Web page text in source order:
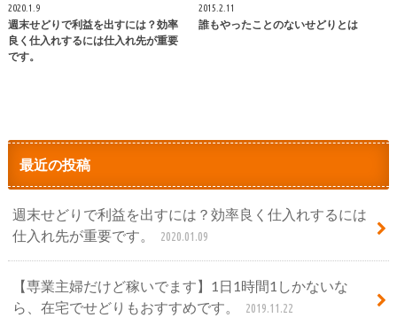
2020.1.9
週末せどりで利益を出すには？効率
良く仕入れするには仕入れ先が重要
です。
2015.2.11
誰もやったことのないせどりとは
最近の投稿
週末せどりで利益を出すには？効率良く仕入れするには
仕入れ先が重要です。
2020.01.09
【専業主婦だけど稼いでます】1日1時間1しかないな
ら、在宅でせどりもおすすめです。
2019.11.22